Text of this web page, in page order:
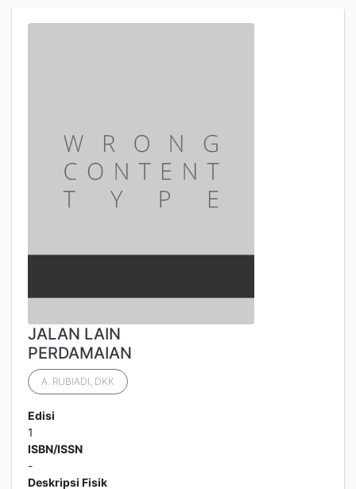
JALAN LAIN
PERDAMAIAN
A. RUBIADI, DKK
Edisi
1
ISBN/ISSN
-
Deskripsi Fisik